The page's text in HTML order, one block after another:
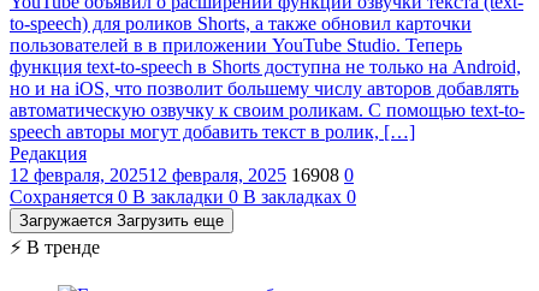
to-speech) для роликов Shorts, а также обновил карточки
пользователей в в приложении YouTube Studio. Теперь
функция text-to-speech в Shorts доступна не только на Android,
но и на iOS, что позволит большему числу авторов добавлять
автоматическую озвучку к своим роликам. С помощью text-to-
speech авторы могут добавить текст в ролик, […]
Редакция
12 февраля, 202512 февраля, 2025 16908 0
Сохраняется 0 В закладки 0 В закладках 0
Загружается Загрузить еще
⚡ В тренде